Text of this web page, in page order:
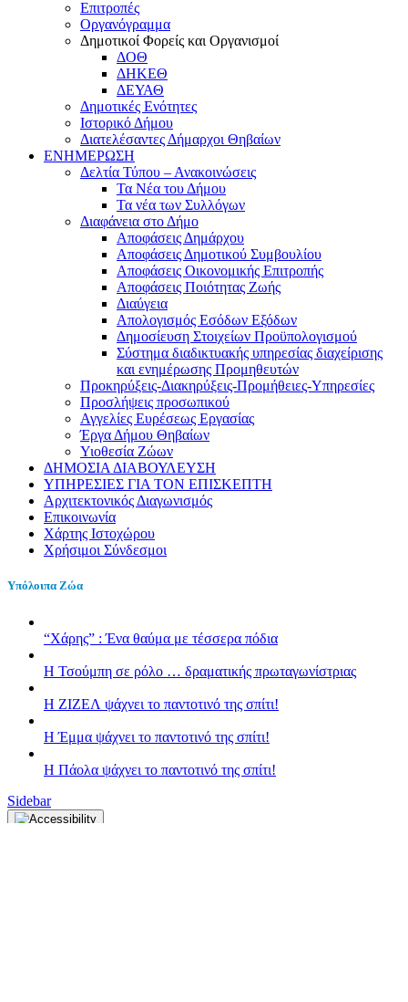
Επιτροπές
Οργανόγραμμα
Δημοτικοί Φορείς και Οργανισμοί
ΔΟΘ
ΔΗΚΕΘ
ΔΕΥΑΘ
Δημοτικές Ενότητες
Ιστορικό Δήμου
Διατελέσαντες Δήμαρχοι Θηβαίων
ΕΝΗΜΕΡΩΣΗ
Δελτία Τύπου – Ανακοινώσεις
Τα Νέα του Δήμου
Τα νέα των Συλλόγων
Διαφάνεια στο Δήμο
Αποφάσεις Δημάρχου
Αποφάσεις Δημοτικού Συμβουλίου
Αποφάσεις Οικονομικής Επιτροπής
Αποφάσεις Ποιότητας Ζωής
Διαύγεια
Απολογισμός Εσόδων Εξόδων
Δημοσίευση Στοιχείων Προϋπολογισμού
Σύστημα διαδικτυακής υπηρεσίας διαχείρισης
και ενημέρωσης Προμηθευτών
Προκηρύξεις-Διακηρύξεις-Προμήθειες-Υπηρεσίες
Προσλήψεις προσωπικού
Αγγελίες Ευρέσεως Εργασίας
Έργα Δήμου Θηβαίων
Υιοθεσία Ζώων
ΔΗΜΟΣΙΑ ΔΙΑΒΟΥΛΕΥΣΗ
ΥΠΗΡΕΣΙΕΣ ΓΙΑ ΤΟΝ ΕΠΙΣΚΕΠΤΗ
Αρχιτεκτονικός Διαγωνισμός
Επικοινωνία
Χάρτης Ιστοχώρου
Χρήσιμοι Σύνδεσμοι
Υπόλοιπα Ζώα
“Χάρης” : Ένα θαύμα με τέσσερα πόδια
H Τσούμπη σε ρόλο … δραματικής πρωταγωνίστριας
Η ΖΙΖΕΛ ψάχνει το παντοτινό της σπίτι!
H Έμμα ψάχνει το παντοτινό της σπίτι!
Η Πάολα ψάχνει το παντοτινό της σπίτι!
Sidebar